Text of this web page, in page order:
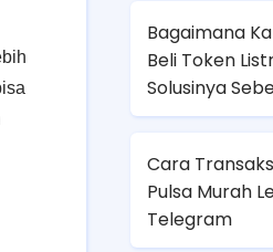
Bagaimana
Beli Token
Solusinya
Cara
Pulsa Murah
Telegram